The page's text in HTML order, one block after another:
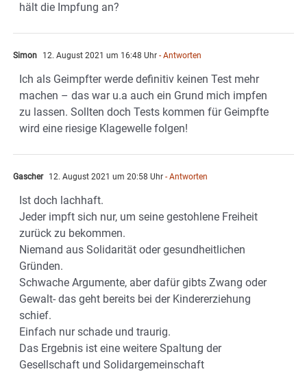
hält die Impfung an?
Simon 12. August 2021 um 16:48 Uhr - Antworten
Ich als Geimpfter werde definitiv keinen Test mehr
machen – das war u.a auch ein Grund mich impfen
zu lassen. Sollten doch Tests kommen für Geimpfte
wird eine riesige Klagewelle folgen!
Gascher 12. August 2021 um 20:58 Uhr - Antworten
Ist doch lachhaft.
Jeder impft sich nur, um seine gestohlene Freiheit
zurück zu bekommen.
Niemand aus Solidarität oder gesundheitlichen
Gründen.
Schwache Argumente, aber dafür gibts Zwang oder
Gewalt- das geht bereits bei der Kindererziehung
schief.
Einfach nur schade und traurig.
Das Ergebnis ist eine weitere Spaltung der
Gesellschaft und Solidargemeinschaft